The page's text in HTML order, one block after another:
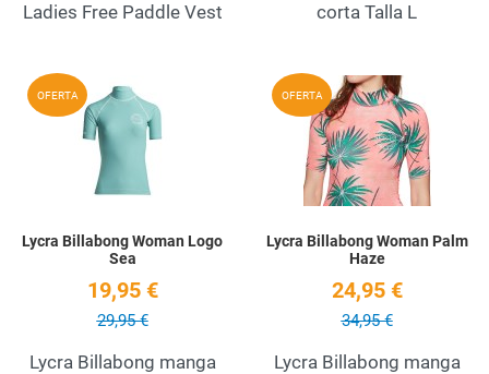
Ladies Free Paddle Vest
corta Talla L
OFERTA Añadir a la lista de deseos
Quick View
Lycra Billabong Woman Logo
Sea
19,95 €
29,95 €
Lycra Billabong manga
OFERTA
Lycra Billabong Woman Palm
Haze
24,95 €
34,95 €
Lycra Billabong manga